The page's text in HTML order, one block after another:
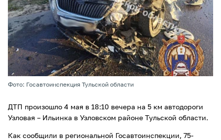
Фото: Госавтоинспекция Тульской области
ДТП произошло 4 мая в 18:10 вечера на 5 км автодороги
Узловая – Ильинка в Узловском районе Тульской области.
Как сообщили в региональной Госавтоинспекции, 75-